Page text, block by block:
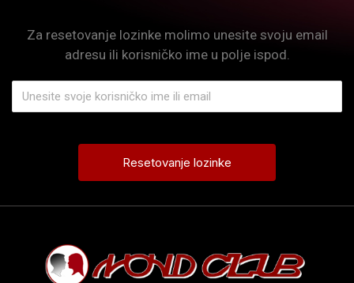
Za resetovanje lozinke molimo unesite svoju email
adresu ili korisničko ime u polje ispod.